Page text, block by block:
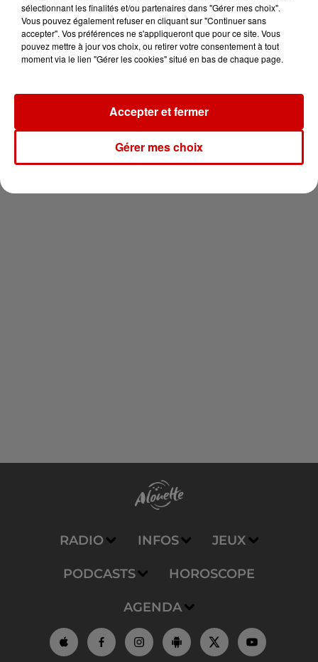
Le Duel - Gagnez votre balade
en jet ski !
Newsletter
RADIO INFOS JEUX
PODCASTS HOROSCOPE
AGENDA
sélectionnant les finalités et/ou partenaires dans "Gérer mes choix".
Vous pouvez également refuser en cliquant sur "Continuer sans
accepter". Vos préférences ne s'appliqueront que pour ce site. Vous
pouvez mettre à jour vos choix, ou retirer votre consentement à tout
moment via le lien "Gérer les cookies" situé en bas de chaque page.
Gérer mes choix
Accepter et fermer